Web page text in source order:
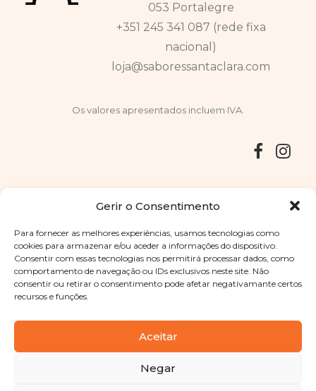
Gerir o Consentimento
Para fornecer as melhores experiências, usamos tecnologias como
cookies para armazenar e/ou aceder a informações do dispositivo.
Consentir com essas tecnologias nos permitirá processar dados, como
comportamento de navegação ou IDs exclusivos neste site. Não
consentir ou retirar o consentimento pode afetar negativamante certos
recursos e funções.
Aceitar
Negar
053 Portalegre
+351 245 341 087 (rede fixa
nacional)
loja@saboressantaclara.com
Os valores apresentados incluem IVA.
Copyright © 2025 Sabores Santa Clara
. Todos os direitos
reservadosPolítica de Privacidade |Termos e condições
Designed byShift Your Branding Agency